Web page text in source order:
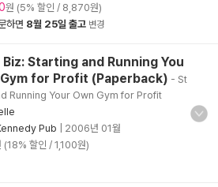
원 (5% 할인 / 8,870원)
하면 8월 25일 출고 변경
Biz: Starting and Running You
for Profit (Paperback) - St
Running Your Own Gym for Profit
Pub
2006년 01월
(18% 할인 / 1,100원)